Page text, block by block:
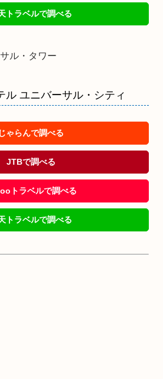
トラベルで調べる
ル・タワー
ル ユニバーサル・シティ
じゃらんで調べる
JTBで調べる
トラベルで調べる
トラベルで調べる